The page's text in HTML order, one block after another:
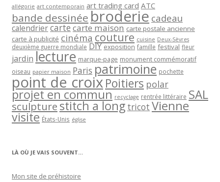
allégorie art contemporain art trading card ATC
bande dessinée broderie cadeau
calendriercartecarte maison carte postale ancienne
carte à publicité cinéma couture cuisine Deux-Sèvres
deuxième guerre mondiale DIY exposition famille festival fleur
jardin lecture marque-page monument commémoratif
oiseau papier maison Paris patrimoine pochette
point de croixPoitiers polar
projet en commun recyclage rentrée littéraire SAL
sculpturestitch a long tricot Vienne
visite États-Unis église
LÀ OÙ JE VAIS SOUVENT…
Mon site de préhistoire